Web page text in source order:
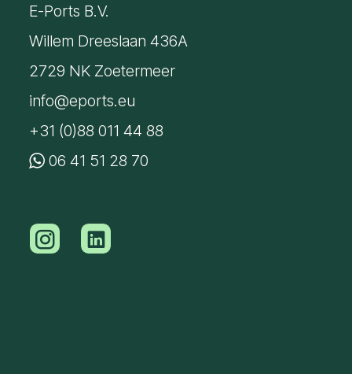
E-Ports B.V.
Willem Dreeslaan 436A
2729 NK Zoetermeer
info@eports.eu
+31 (0)88 011 44 88
06 41 51 28 70